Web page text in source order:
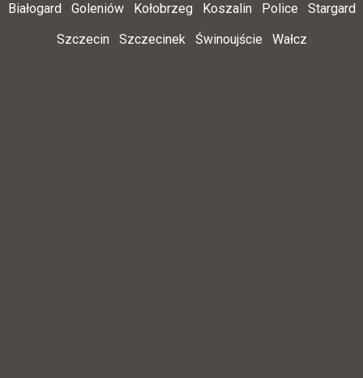
Białogard Goleniów Kołobrzeg Koszalin Police
Stargard
Szczecin
Szczecinek Świnoujście Wałcz